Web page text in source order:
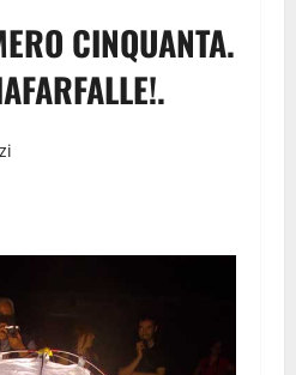
CINQUANTA.